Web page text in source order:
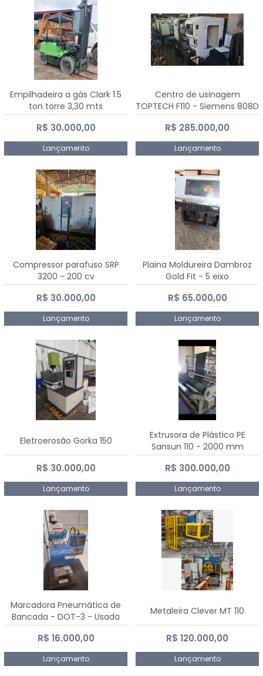
Empilhadeira a gás Clark 1.5
ton torre 3,30 mts
R$ 30.000,00
Lançamento
Centro de usinagem
TOPTECH F110 - Siemens 808D
Advanced
R$ 285.000,00
Lançamento
Compressor parafuso SRP
3200 - 200 cv
R$ 30.000,00
Lançamento
Plaina Moldureira Dambroz
Gold Fit - 5 eixo
R$ 65.000,00
Lançamento
Eletroerosão Gorka 150
R$ 30.000,00
Lançamento
Extrusora de Plástico PE
Sansun 110 - 2000 mm
R$ 300.000,00
Lançamento
Marcadora Pneumática de
Bancada - DOT-3 - Usada
R$ 16.000,00
Lançamento
Metaleira Clever MT 110
R$ 120.000,00
Lançamento